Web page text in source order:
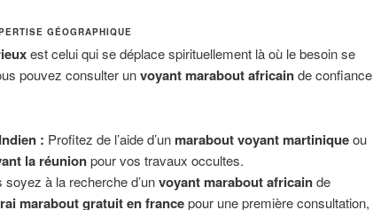
GÉOGRAPHIQUE
est celui qui se déplace spirituellement là où le besoin se
pouvez consulter unvoyant marabout africainde confiance
: Profitez de l’aide d’un marabout voyant martiniqueou
la réunionpour vos travaux occultes.
soyez à la recherche d’unvoyant marabout africainde
marabout gratuit en francepour une première consultation,